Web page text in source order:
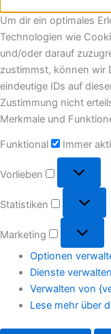
Um dir ein optimales
Technologien wie
und/oder darauf
zustimmst, können wir
eindeutige IDs auf
Zustimmung nicht
Merkmale und
Funktional Immer
Vorlieben
Statistiken
Marketing
Optionen
Dienste verwalten
Verwalten von
Lese mehr über